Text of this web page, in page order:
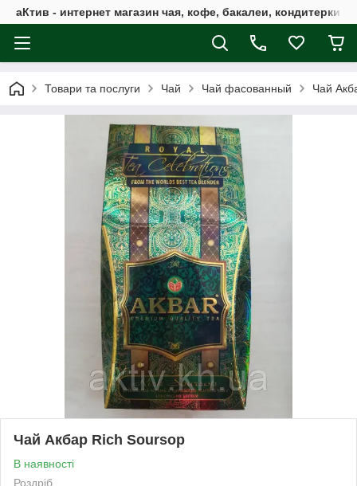
аКтив - интернет магазин чая, кофе, бакалеи, кондитерки
Товари та послуги Чай Чай фасованный Чай
Чай Акбар Rich Soursop
В наявності
Роздріб